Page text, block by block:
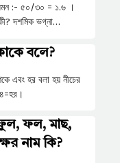
:- ৫০/৩০ = ১.৬ ।
দশমিক ভগ্না…
বলে?
এবং হর বলা হয় নীচের
ফুল, ফল, মাছ,
নাম কি?